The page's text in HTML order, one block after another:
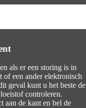
als er een storing is in
of een ander elektronisch
geval kunt u het beste de
controleren.
aan de kant en bel de